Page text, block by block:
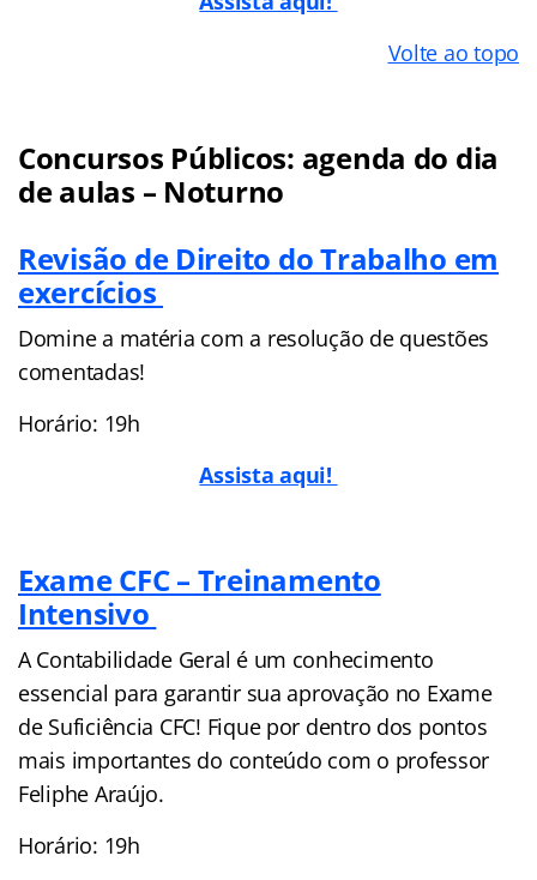
Volte ao topo
Concursos Públicos: agenda do dia
de aulas – Noturno
Revisão de Direito do Trabalho em
exercícios
Domine a matéria com a resolução de questões
comentadas!
Horário: 19h
Assista aqui!
Exame CFC – Treinamento
Intensivo
A Contabilidade Geral é um conhecimento
essencial para garantir sua aprovação no Exame
de Suficiência CFC! Fique por dentro dos pontos
mais importantes do conteúdo com o professor
Feliphe Araújo.
Horário: 19h